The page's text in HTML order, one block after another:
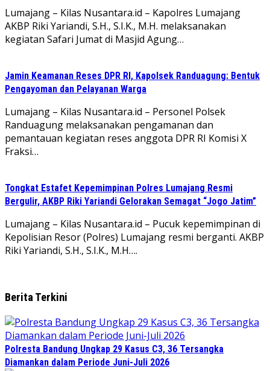
Lumajang – Kilas Nusantara.id – Kapolres Lumajang
AKBP Riki Yariandi, S.H., S.I.K., M.H. melaksanakan
kegiatan Safari Jumat di Masjid Agung…
Jamin Keamanan Reses DPR RI, Kapolsek Randuagung: Bentuk
Pengayoman dan Pelayanan Warga
Lumajang – Kilas Nusantara.id – Personel Polsek
Randuagung melaksanakan pengamanan dan
pemantauan kegiatan reses anggota DPR RI Komisi X
Fraksi…
Tongkat Estafet Kepemimpinan Polres Lumajang Resmi
Bergulir, AKBP Riki Yariandi Gelorakan Semagat “Jogo Jatim”
Lumajang – Kilas Nusantara.id – Pucuk kepemimpinan di
Kepolisian Resor (Polres) Lumajang resmi berganti. AKBP
Riki Yariandi, S.H., S.I.K., M.H….
Berita Terkini
Polresta Bandung Ungkap 29 Kasus C3, 36 Tersangka
Diamankan dalam Periode Juni-Juli 2026